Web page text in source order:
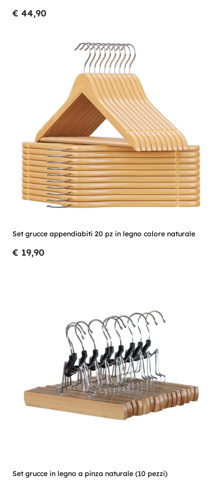
€ 44,90
Set grucce appendiabiti 20 pz in legno colore naturale
€ 19,90
Set grucce in legno a pinza naturale (10 pezzi)